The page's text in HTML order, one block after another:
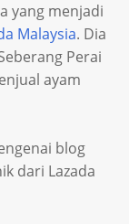
yang menjadi
Malaysia. Dia
Perai
ayam
blog
dari Lazada